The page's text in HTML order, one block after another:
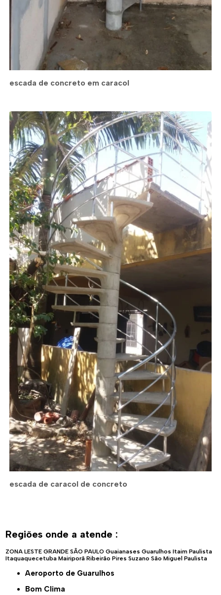
escada de concreto em caracol
escada de caracol de concreto
Regiões onde a atende :
ZONA LESTE GRANDE SÃO PAULO Guaianases Guarulhos Itaim Paulista
Itaquaquecetuba Mairiporã Ribeirão Pires Suzano São Miguel Paulista
Aeroporto de Guarulhos
Bom Clima